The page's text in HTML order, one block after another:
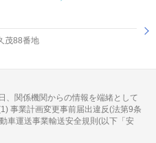
茂88番地
、関係機関からの情報を端緒として
事業計画変更事前届出違反(法第9条
車運送事業輸送安全規則(以下「安